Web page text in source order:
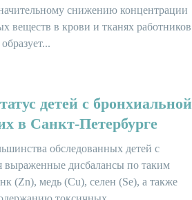
снижению концентрации
веществ в крови и тканях работников
детей с бронхиальной
в Санкт-Петербурге
обследованных детей с
выраженные дисбалансы по таким
(Zn), медь (Cu), селен (Se), а также